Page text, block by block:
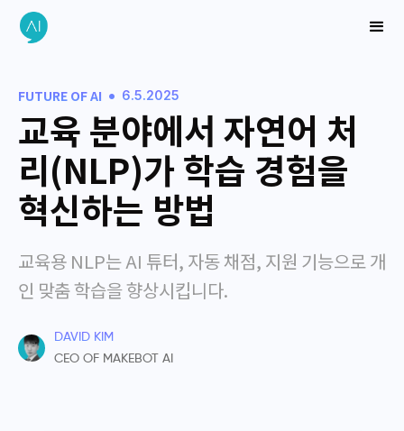
FUTURE OF AI • 6.5.2025
교육 분야에서 자연어 처
리(NLP)가 학습 경험을
혁신하는 방법
교육용 NLP는 AI 튜터, 자동 채점, 지원 기능으로 개
인 맞춤 학습을 향상시킵니다.
DAVID KIM
CEO OF MAKEBOT AI